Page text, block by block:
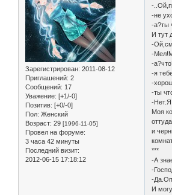
Зарегистрирован: 2011-08-12
Приглашений: 2
Сообщений: 17
Уважение: [+1/-0]
Позитив: [+0/-0]
Пол: Женский
Возраст: 29 [1996-11-05]
Провел на форуме:
3 часа 42 минуты
Последний визит:
2012-06-15 17:18:12
-
-не
-а?ты
И тут
-
-
-
-я
-
-ты
-Нет.Я
Моя
и
***
-А
-
-
И